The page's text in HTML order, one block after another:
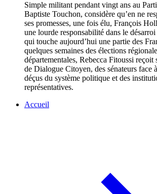
Simple militant pendant vingt ans au
Baptiste Touchon, considère qu’en ne
ses promesses, une fois élu, François
une lourde responsabilité dans le
qui touche aujourd’hui une partie des
quelques semaines des élections
départementales, Rebecca Fitoussi reçoit
de Dialogue Citoyen, des sénateurs face
déçus du système politique et des
représentatives.
Accueil